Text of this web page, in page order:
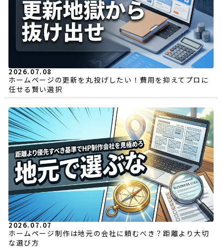
2026.07.08
ホームページの更新を丸投げしたい！費用を抑えてプロに
任せる賢い選択
2026.07.07
ホームページ制作は地元の会社に頼むべき？距離より大切
な選び方